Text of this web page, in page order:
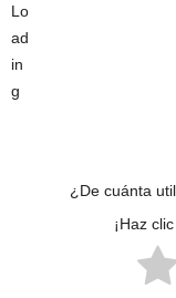
¿De cuánta
¡Haz